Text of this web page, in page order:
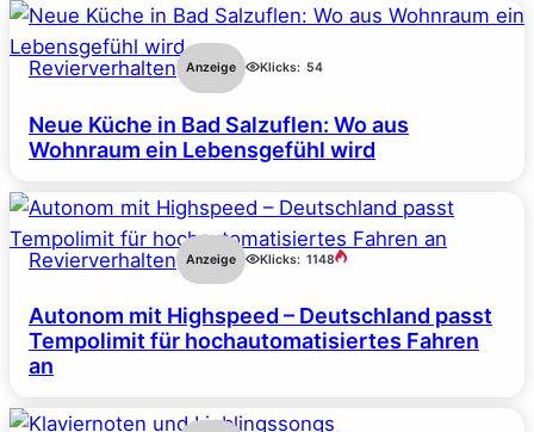
Revierverhalten Anzeige Klicks: 54
Neue Küche in Bad Salzuflen: Wo aus
Wohnraum ein Lebensgefühl wird
Revierverhalten Anzeige Klicks: 1148
Autonom mit Highspeed – Deutschland passt
Tempolimit für hochautomatisiertes Fahren
an